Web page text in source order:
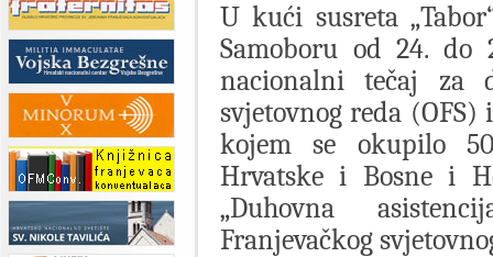
U kući susreta
Samoboru od 24. do
nacionalni tečaj za
svjetovnog reda
kojem se okupilo
Hrvatske i Bosne i
„Duhovna
Franjevačkog